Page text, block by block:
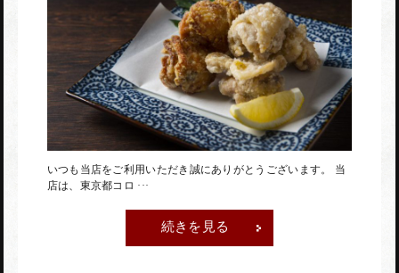
いつも当店をご利用いただき誠にありがとうございます。 当
店は、東京都コロ ···
続きを見る